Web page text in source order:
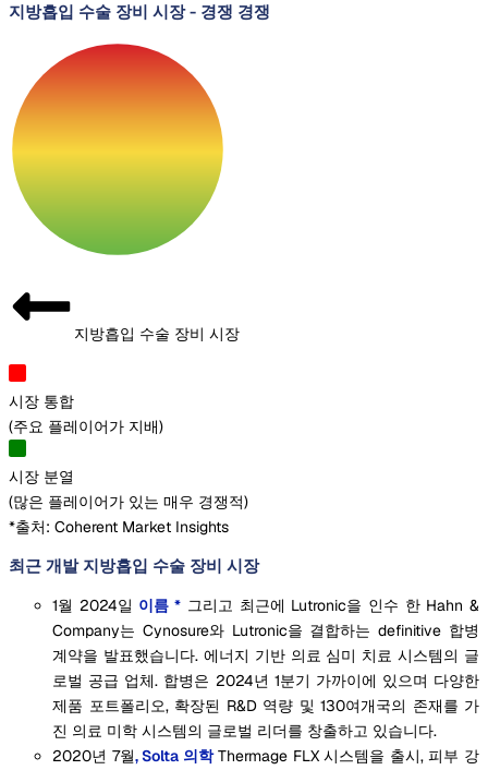
지방흡입 수술 장비 시장- 경쟁 경쟁
지방흡입 수술 장비 시장
시장 통합
(주요 플레이어가 지배)
시장 분열
(많은 플레이어가 있는 매우 경쟁적)
*출처: Coherent Market Insights
최근 개발 지방흡입 수술 장비 시장
1월 2024일 이름 * 그리고 최근에 Lutronic을 인수 한 Hahn &
Company는 Cynosure와 Lutronic을 결합하는 definitive 합병
계약을 발표했습니다. 에너지 기반 의료 심미 치료 시스템의 글
로벌 공급 업체. 합병은 2024년 1분기 가까이에 있으며 다양한
제품 포트폴리오, 확장된 R&D 역량 및 130여개국의 존재를 가
진 의료 미학 시스템의 글로벌 리더를 창출하고 있습니다.
2020년 7월, Solta 의학Thermage FLX 시스템을 출시, 피부 강